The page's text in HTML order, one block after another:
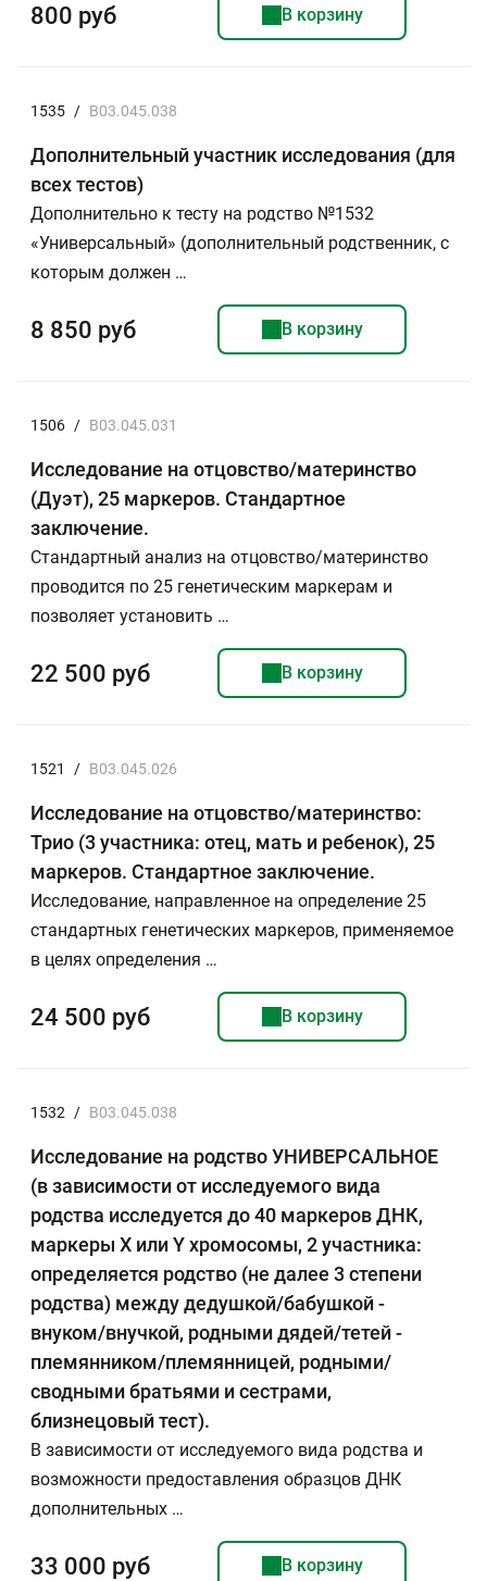
800 руб В корзину
1535 / B03.045.038
Дополнительный участник исследования (для
всех тестов)
Дополнительно к тесту на родство №1532
«Универсальный» (дополнительный родственник, с
которым должен …
8 850 руб В корзину
1506 / B03.045.031
Исследование на отцовство/материнство
(Дуэт), 25 маркеров. Стандартное
заключение.
Стандартный анализ на отцовство/материнство
проводится по 25 генетическим маркерам и
позволяет установить …
22 500 руб В корзину
1521 / B03.045.026
Исследование на отцовство/материнство:
Трио (3 участника: отец, мать и ребенок), 25
маркеров. Стандартное заключение.
Исследование, направленное на определение 25
стандартных генетических маркеров, применяемое
в целях определения …
24 500 руб В корзину
1532 / B03.045.038
Исследование на родство УНИВЕРСАЛЬНОЕ
(в зависимости от исследуемого вида
родства исследуется до 40 маркеров ДНК,
маркеры Х или Y хромосомы, 2 участника:
определяется родство (не далее 3 степени
родства) между дедушкой/бабушкой -
внуком/внучкой, родными дядей/тетей -
племянником/племянницей, родными/
сводными братьями и сестрами,
близнецовый тест).
В зависимости от исследуемого вида родства и
возможности предоставления образцов ДНК
дополнительных …
33 000 руб В корзину